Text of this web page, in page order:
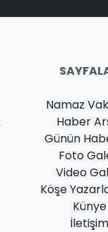
Namaz
Haber
Günün
Foto
Video
Köşe
Künye
İletişim